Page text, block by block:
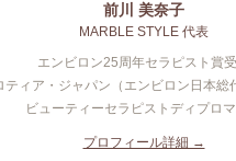
前川 美奈子
MARBLE STYLE 代表
エンビロン25周年セラピスト賞
ティア・ジャパン（エンビロン日本総
ビューティーセラピストディプロ
プロフィール詳細 →